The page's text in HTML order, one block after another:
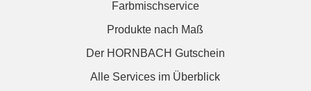
Farbmischservice
Produkte nach Maß
Der HORNBACH Gutschein
Alle Services im Überblick